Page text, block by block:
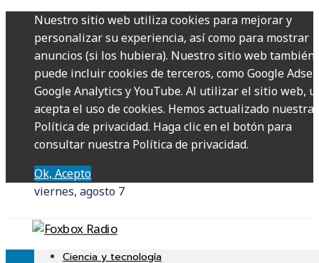
Nuestro sitio web utiliza cookies para mejorar y
personalizar su experiencia, así como para mostrar
anuncios (si los hubiera). Nuestro sitio web también
puede incluir cookies de terceros, como Google
Google Analytics y YouTube. Al utilizar el sitio web,
acepta el uso de cookies. Hemos actualizado nuestra
Política de privacidad. Haga clic en el botón para
consultar nuestra Política de privacidad.
Ok, Acepto
viernes, agosto 7
Ciencia y tecnología